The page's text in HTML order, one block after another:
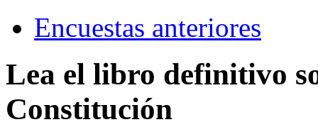
Encuestas anteriores
Lea el libro definitivo
Constitución